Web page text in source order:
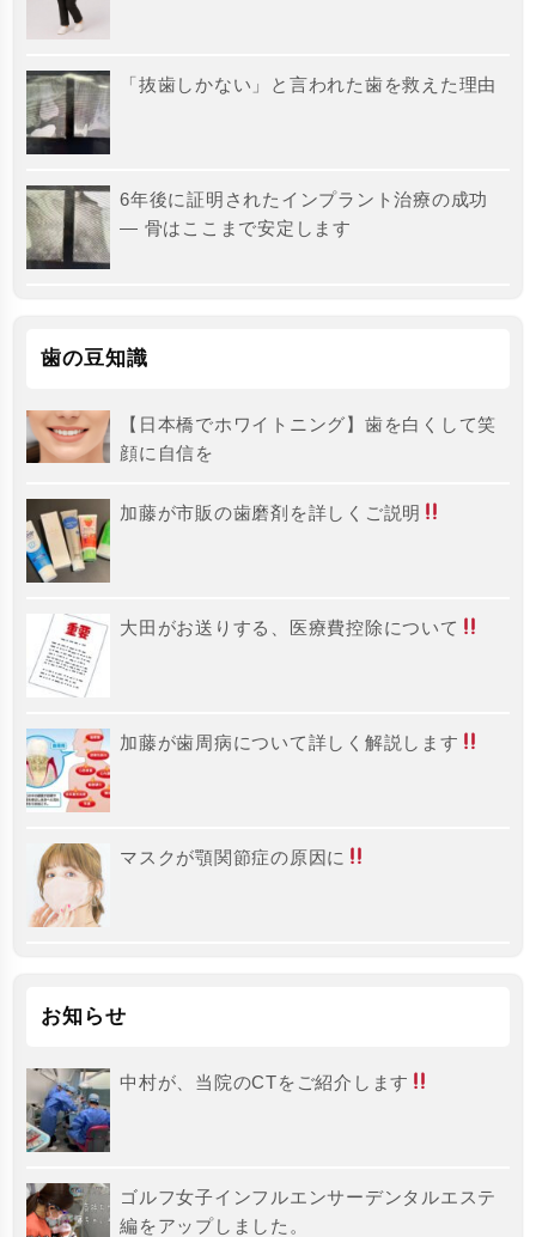
「抜歯しかない」と言われた歯を救えた理由
6年後に証明されたインプラント治療の成功
― 骨はここまで安定します
歯の豆知識
【日本橋でホワイトニング】歯を白くして笑
顔に自信を
加藤が市販の歯磨剤を詳しくご説明
大田がお送りする、医療費控除について
加藤が歯周病について詳しく解説します
マスクが顎関節症の原因に
お知らせ
中村が、当院のCTをご紹介します
ゴルフ女子インフルエンサーデンタルエステ
編をアップしました。